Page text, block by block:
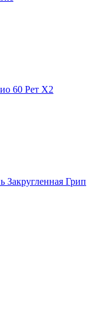
60 Рет Х2
Закругленная Грип